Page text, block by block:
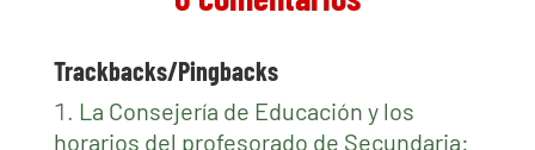
Trackbacks/Pingbacks
La Consejería de Educación y los
horarios del profesorado de Secundaria: